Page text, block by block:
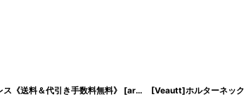
《送料＆代引き手数料無料》 [ar-vt082515 ]
[Veautt]ホルターネック